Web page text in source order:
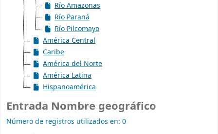
Río Amazonas
Río Paraná
Río Pilcomayo
América Central
Caribe
América del Norte
América Latina
Hispanoamérica
Entrada Nombre geográfico
Número de registros utilizados en: 0